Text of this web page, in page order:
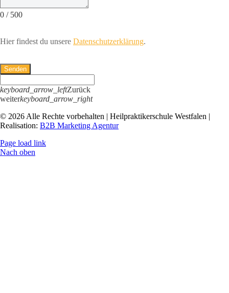
0 / 500
Hier findest du unsere Datenschutzerklärung.
Senden
keyboard_arrow_leftZurück
weiterkeyboard_arrow_right
© 2026 Alle Rechte vorbehalten | Heilpraktikerschule Westfalen |
Realisation: B2B Marketing Agentur
Page load link
Nach oben